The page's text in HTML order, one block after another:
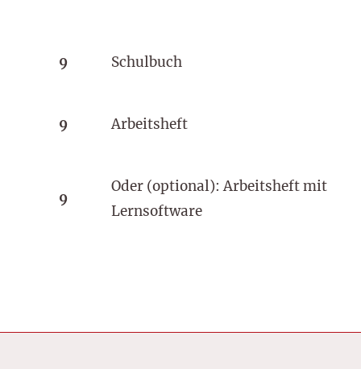
9 Schulbuch
9 Arbeitsheft
9
Oder (optional): Arbeitsheft mit
Lernsoftware